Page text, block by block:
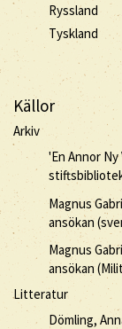
Ryssland
Tyskland
Källor
Arkiv
'En Annor Ny
Magnus
ansökan
Magnus
ansökan
Litteratur
Dömling,